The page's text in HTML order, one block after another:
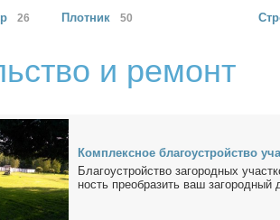
26 Плотник 50
и ремонт
Ком­плекс­ное бла­го­устрой­ство
Бла­го­устрой­ство за­го­род­ных
ность пре­об­ра­зить ваш за­го­род­ный